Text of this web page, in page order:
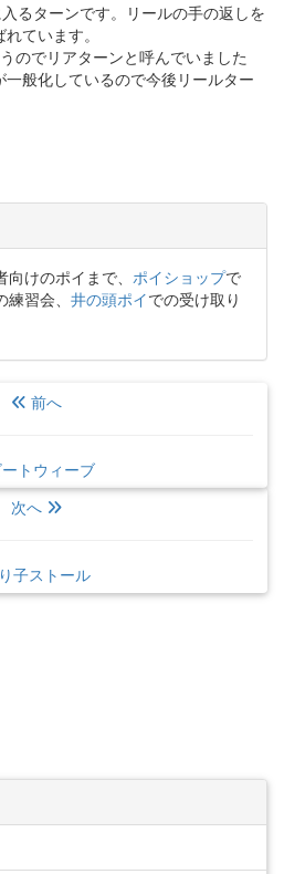
るターンです。リールの手の返しを
ています。
のでリアターンと呼んでいました
般化しているので今後リールター
けのポイまで、 ポイショップで
習会、 井の頭ポイでの受け取り
前へ
トウィーブ
次へ
子ストール